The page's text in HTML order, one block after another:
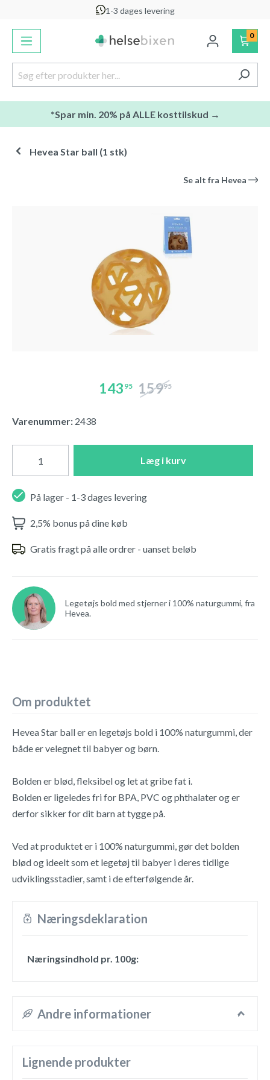
1-3 dages levering
0
*Spar min. 20% på ALLE kosttilskud →
Hevea Star ball (1 stk)
Se alt fra Hevea
143 95 15995
Varenummer: 2438
Læg i kurv
På lager - 1-3 dages levering
2,5% bonus på dine køb
Gratis fragt på alle ordrer - uanset beløb
Legetøjs bold med stjerner i 100% naturgummi, fra
Hevea.
Om produktet
Hevea Star ball er en legetøjs bold i 100% naturgummi, der
både er velegnet til babyer og børn.
Bolden er blød, fleksibel og let at gribe fat i.
Bolden er ligeledes fri for BPA, PVC og phthalater og er
derfor sikker for dit barn at tygge på.
Ved at produktet er i 100% naturgummi, gør det bolden
blød og ideelt som et legetøj til babyer i deres tidlige
udviklingsstadier, samt i de efterfølgende år.
Næringsdeklaration
Næringsindhold pr. 100g:
Andre informationer
Lignende produkter